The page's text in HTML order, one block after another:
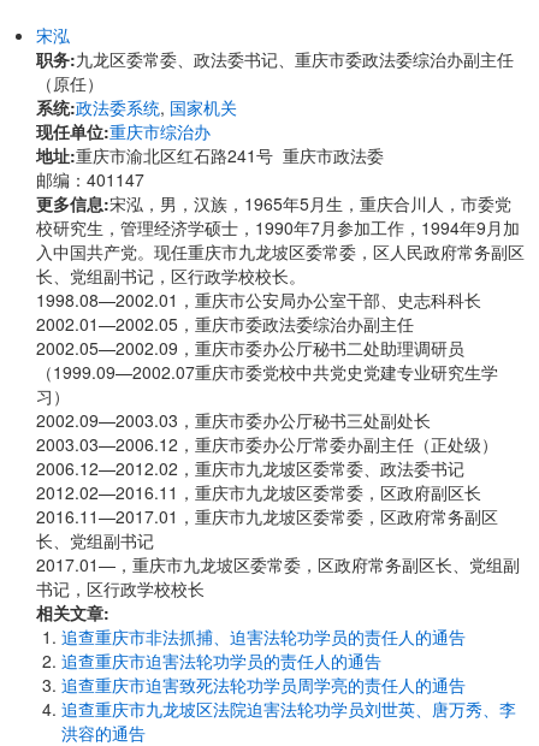
宋泓
职务:九龙区委常委、政法委书记、重庆市委政法委综治办副主任
（原任）
系统:政法委系统, 国家机关
现任单位:重庆市综治办
地址:重庆市渝北区红石路241号 重庆市政法委
邮编：401147
更多信息:宋泓，男，汉族，1965年5月生，重庆合川人，市委党
校研究生，管理经济学硕士，1990年7月参加工作，1994年9月加
入中国共产党。现任重庆市九龙坡区委常委，区人民政府常务副区
长、党组副书记，区行政学校校长。
1998.08—2002.01，重庆市公安局办公室干部、史志科科长
2002.01—2002.05，重庆市委政法委综治办副主任
2002.05—2002.09，重庆市委办公厅秘书二处助理调研员
（1999.09—2002.07重庆市委党校中共党史党建专业研究生学
习）
2002.09—2003.03，重庆市委办公厅秘书三处副处长
2003.03—2006.12，重庆市委办公厅常委办副主任（正处级）
2006.12—2012.02，重庆市九龙坡区委常委、政法委书记
2012.02—2016.11，重庆市九龙坡区委常委，区政府副区长
2016.11—2017.01，重庆市九龙坡区委常委，区政府常务副区
长、党组副书记
2017.01—，重庆市九龙坡区委常委，区政府常务副区长、党组副
书记，区行政学校校长
相关文章:
追查重庆市非法抓捕、迫害法轮功学员的责任人的通告
追查重庆市迫害法轮功学员的责任人的通告
追查重庆市迫害致死法轮功学员周学亮的责任人的通告
追查重庆市九龙坡区法院迫害法轮功学员刘世英、唐万秀、李
洪容的通告